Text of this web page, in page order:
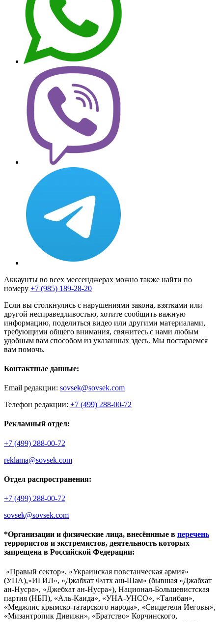
Аккаунты во всех мессенджерах можно также найти по
номеру +7 (985) 189-28-20
Если вы столкнулись с нарушениями закона, взятками или
другой несправедливостью, хотите сообщить важную
информацию, поделиться видео или другими материалами,
требующими общего внимания, свяжитесь с нами любым
удобным вам способом из указанных здесь. Мы постараемся
вам помочь.
Контактные данные:
Email редакции: sovsek@sovsek.com
Телефон редакции: +7 (499) 288-00-72
Рекламный отдел:
+7 (499) 288-00-72
reklama@sovsek.com
Отдел распространения:
+7 (499) 288-00-72
sovsek@sovsek.com
*Организации и физические лица, внесённные в перечень
террористов и экстремистов, деятельность которых
запрещена в Российской Федерации:
«Правый сектор», «Украинская повстанческая армия»
(УПА),«ИГИЛ», «Джабхат Фатх аш-Шам» (бывшая «Джабхат
ан-Нусра», «Джебхат ан-Нусра»), Национал-Большевистская
партия (НБП), «Аль-Каида», «УНА-УНСО», «Талибан»,
«Меджлис крымско-татарского народа», «Свидетели Иеговы»,
«Мизантропик Дивижн», «Братство» Корчинского,